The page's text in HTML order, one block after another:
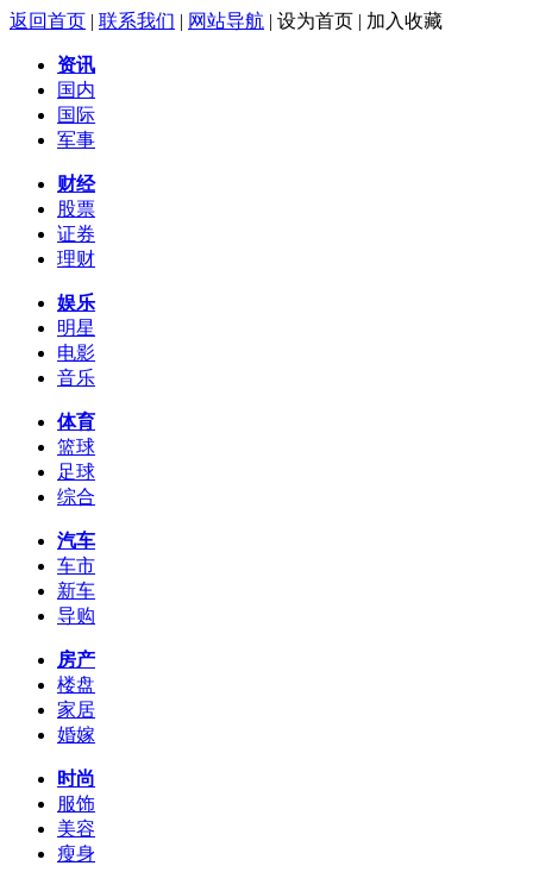
返回首页 | 联系我们 | 网站导航 | 设为首页 | 加入收藏
资讯
国内
国际
军事
财经
股票
证券
理财
娱乐
明星
电影
音乐
体育
篮球
足球
综合
汽车
车市
新车
导购
房产
楼盘
家居
婚嫁
时尚
服饰
美容
瘦身